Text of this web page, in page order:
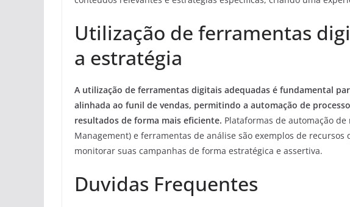
Utilização de ferramentas
a estratégia
A utilização de ferramentas digitais adequadas é fundamental
alinhada ao funil de vendas, permitindo a automação de
resultados de forma mais eficiente. Plataformas de automação
Management) e ferramentas de análise são exemplos de
monitorar suas campanhas de forma estratégica e assertiva.
Duvidas Frequentes